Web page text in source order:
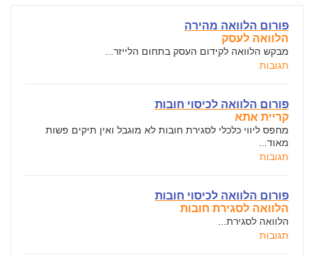
פורום הלוואה מהירה
הלוואה לעסק
מבקש הלוואה לקידום העסק בתחום הלייזר...
תגובות
פורום הלוואה לכיסוי חובות
קריית אתא
מחפס ליווי כלכלי לסגירת חובות לא מוגבל ואין תיקים פשות
מאוד...
תגובות
פורום הלוואה לכיסוי חובות
הלוואה לסגירת חובות
הלוואה לסגירת...
תגובות